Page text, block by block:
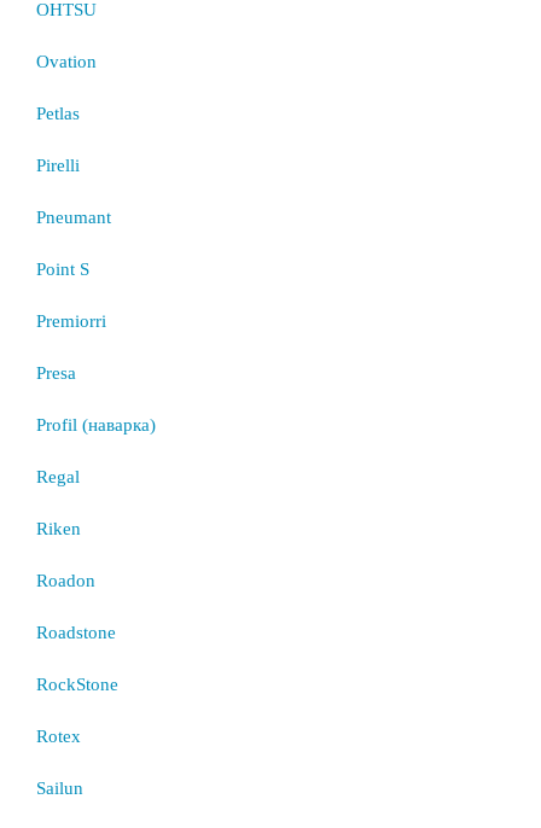
OHTSU
Ovation
Petlas
Pirelli
Pneumant
Point S
Premiorri
Presa
Profil (наварка)
Regal
Riken
Roadon
Roadstone
RockStone
Rotex
Sailun